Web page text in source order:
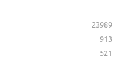
23989
913
521